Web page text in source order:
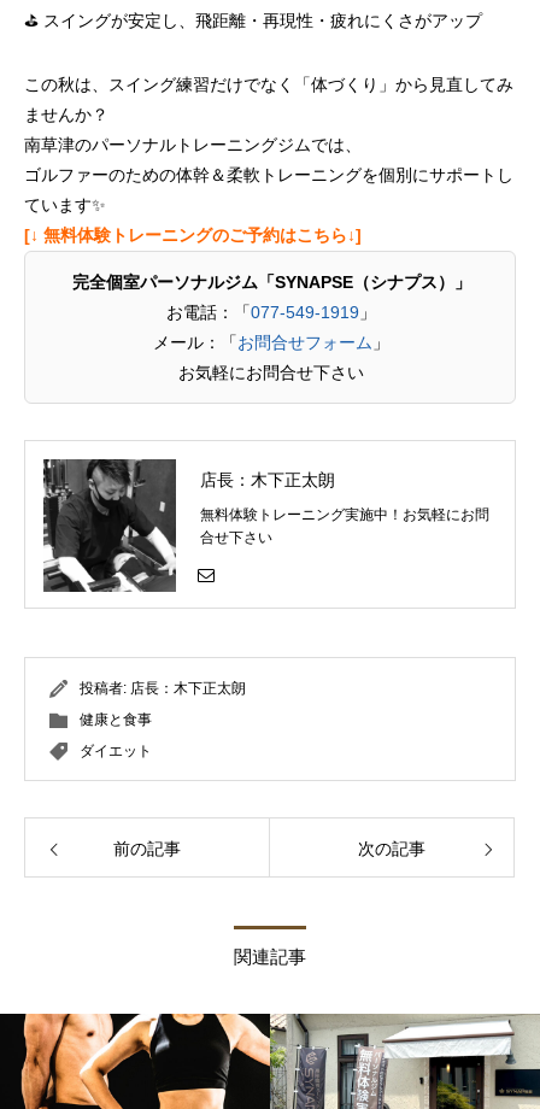
⛳️ スイングが安定し、飛距離・再現性・疲れにくさがアップ
この秋は、スイング練習だけでなく「体づくり」から見直してみ
ませんか？
南草津のパーソナルトレーニングジムでは、
ゴルファーのための体幹＆柔軟トレーニングを個別にサポートし
ています✨
[↓ 無料体験トレーニングのご予約はこちら↓]
完全個室パーソナルジム「SYNAPSE（シナプス）」
お電話：「077-549-1919 」
メール：「お問合せフォーム 」
お気軽にお問合せ下さい
店長：木下正太朗
無料体験トレーニング実施中！お気軽にお問
合せ下さい
投稿者: 店長：木下正太朗
健康と食事
ダイエット
前の記事 次の記事
関連記事